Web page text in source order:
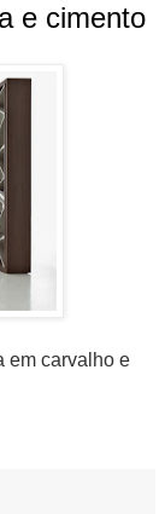
e cimento
em carvalho e